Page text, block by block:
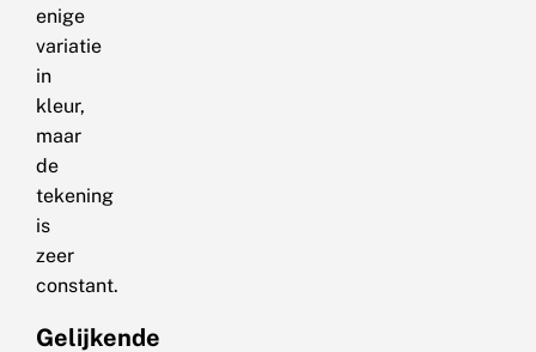
enige
variatie
in
kleur,
maar
de
tekening
is
zeer
constant.
Gelijkende